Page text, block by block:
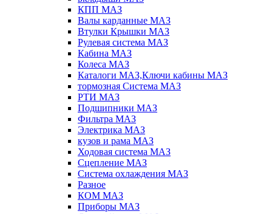
КПП МАЗ
Валы карданные МАЗ
Втулки Крышки МАЗ
Рулевая система МАЗ
Кабина МАЗ
Колеса МАЗ
Каталоги МАЗ,Ключи кабины МАЗ
тормозная Система МАЗ
РТИ МАЗ
Подшипники МАЗ
Фильтра МАЗ
Электрика МАЗ
кузов и рама МАЗ
Ходовая система МАЗ
Сцепление МАЗ
Система охлаждения МАЗ
Разное
КОМ МАЗ
Приборы МАЗ